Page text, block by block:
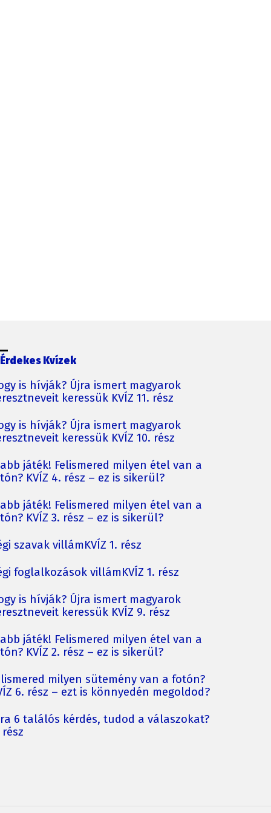
Érdekes Kvízek
is hívják? Újra ismert magyarok
keressük KVÍZ 11. rész
is hívják? Újra ismert magyarok
keressük KVÍZ 10. rész
játék! Felismered milyen étel van a
KVÍZ 4. rész – ez is sikerül?
játék! Felismered milyen étel van a
KVÍZ 3. rész – ez is sikerül?
szavak villámKVÍZ 1. rész
foglalkozások villámKVÍZ 1. rész
is hívják? Újra ismert magyarok
keressük KVÍZ 9. rész
játék! Felismered milyen étel van a
KVÍZ 2. rész – ez is sikerül?
milyen sütemény van a fotón?
6. rész – ezt is könnyedén megoldod?
6 találós kérdés, tudod a válaszokat?
rész